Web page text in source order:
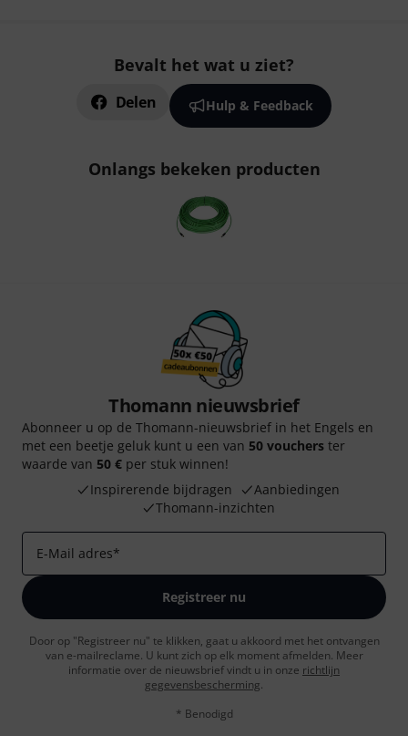
Bevalt het wat u ziet?
Delen Hulp & Feedback
Onlangs bekeken producten
Thomann nieuwsbrief
Abonneer u op de Thomann-nieuwsbrief in het Engels en
met een beetje geluk kunt u een van 50 vouchers ter
waarde van 50 € per stuk winnen!
Inspirerende bijdragen
Aanbiedingen
Thomann-inzichten
E-Mail adres*
Registreer nu
Door op "Registreer nu" te klikken, gaat u akkoord met het ontvangen
van e-mailreclame. U kunt zich op elk moment afmelden. Meer
informatie over de nieuwsbrief vindt u in onze richtlijn
gegevensbescherming.
* Benodigd